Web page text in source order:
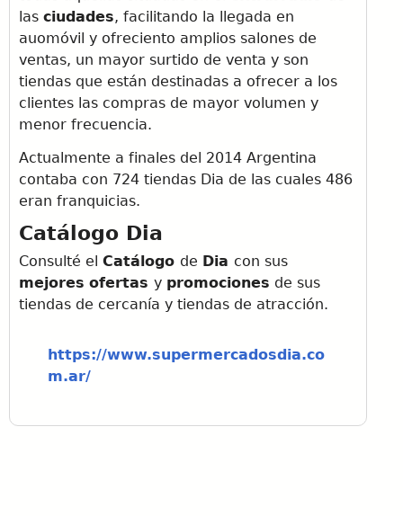
las ciudades, facilitando la llegada en
auomóvil y ofreciento amplios salones de
ventas, un mayor surtido de venta y son
tiendas que están destinadas a ofrecer a los
clientes las compras de mayor volumen y
menor frecuencia.
Actualmente a finales del 2014 Argentina
contaba con 724 tiendas Dia de las cuales 486
eran franquicias.
Catálogo Dia
Consulté el Catálogo de Dia con sus
mejores ofertas y promociones de sus
tiendas de cercanía y tiendas de atracción.
https://www.supermercadosdia.co
m.ar/